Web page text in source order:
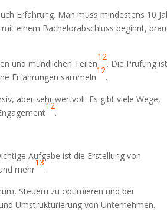
Erfahrung. Man muss mindestens 10
mit einem Bachelorabschluss beginnt,
und mündlichen Teilen
12
. Die Prüfung
Erfahrungen sammeln
12
.
aber sehr wertvoll. Es gibt viele Wege,
12
.
Aufgabe ist die Erstellung von
mehr
13
.
Steuern zu optimieren und bei
Umstrukturierung von Unternehmen.